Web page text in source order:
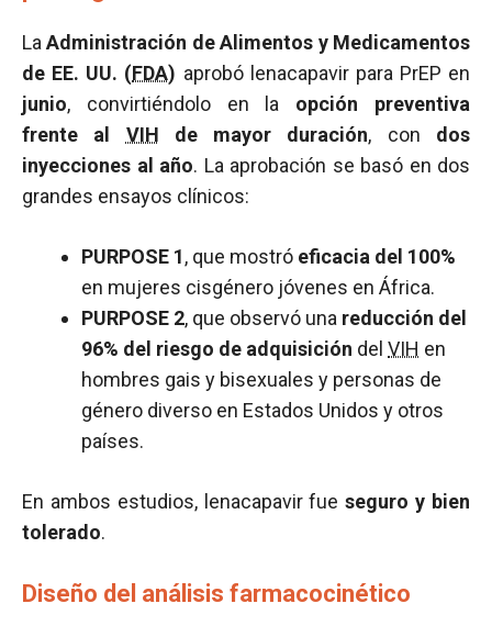
LaAdministración de Alimentos y Medicamentos
de EE. UU. (FDA) aprobó lenacapavir para PrEP en
junio, convirtiéndolo en la opción preventiva
frente al VIH de mayor duración, con dos
inyecciones al año. La aprobación se basó en dos
grandes ensayos clínicos:
PURPOSE 1, que mostró eficacia del 100%
en mujeres cisgénero jóvenes en África.
PURPOSE 2, que observó una reducción del
96% del riesgo de adquisición del VIH en
hombres gais y bisexuales y personas de
género diverso en Estados Unidos y otros
países.
En ambos estudios, lenacapavir fueseguro y bien
tolerado.
Diseño del análisis farmacocinético